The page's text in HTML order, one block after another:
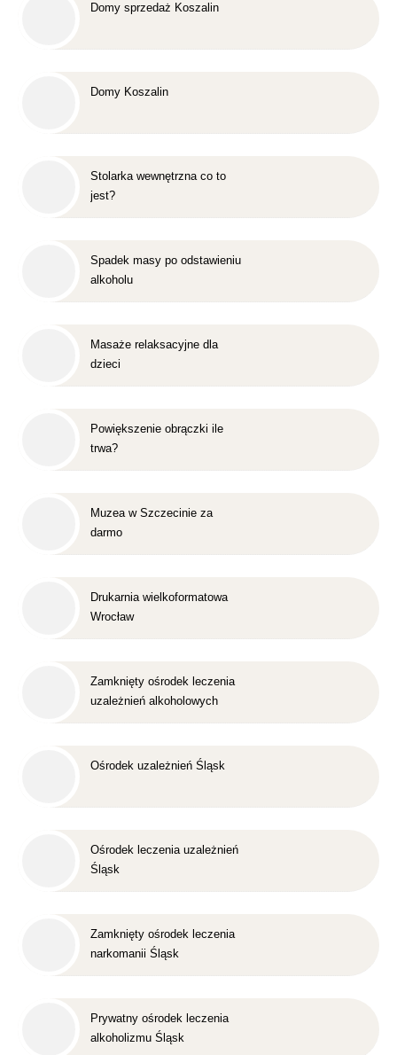
Domy sprzedaż Koszalin
Domy Koszalin
Stolarka wewnętrzna co to
jest?
Spadek masy po odstawieniu
alkoholu
Masaże relaksacyjne dla
dzieci
Powiększenie obrączki ile
trwa?
Muzea w Szczecinie za
darmo
Drukarnia wielkoformatowa
Wrocław
Zamknięty ośrodek leczenia
uzależnień alkoholowych
Ośrodek uzależnień Śląsk
Ośrodek leczenia uzależnień
Śląsk
Zamknięty ośrodek leczenia
narkomanii Śląsk
Prywatny ośrodek leczenia
alkoholizmu Śląsk